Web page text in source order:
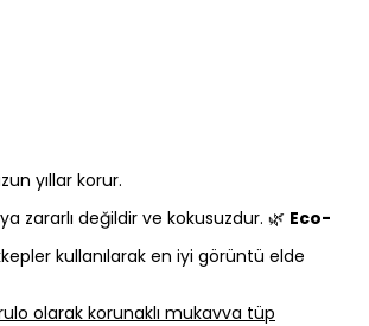
yıllar korur.
zararlı değildir ve kokusuzdur. 🌿 Eco-
kullanılarak en iyi görüntü elde
rulo olarak korunaklı mukavva tüp